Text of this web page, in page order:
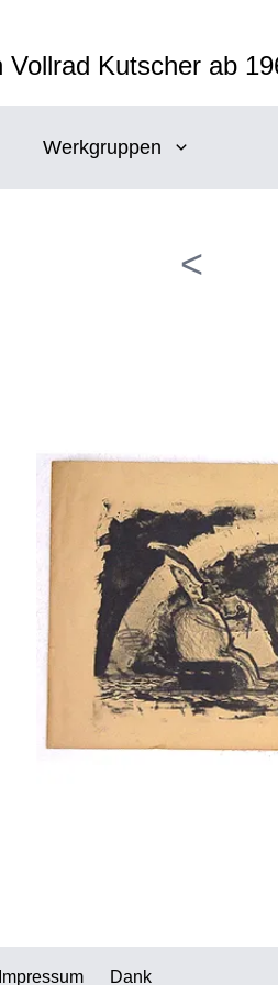
Kutscher ab
Werkgruppen
<
Impressum Dank